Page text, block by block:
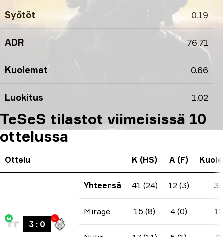
Syötöt 0.19
ADR 76.71
Kuolemat 0.66
Luokitus 1.02
TeSeS tilastot viimeisissä 10
ottelussa
Ottelu K (HS) A (F)
W
3: 0
L
Yhteensä 41 (24) 12 (3) 33
Mirage 15 (8) 4 (0) 11